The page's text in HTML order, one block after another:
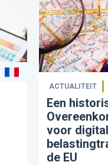
ACTUALITEIT
Een
voor
de EU